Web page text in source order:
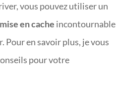
vous pouvez utiliser un
en cache incontournable
en savoir plus, je vous
pour votre